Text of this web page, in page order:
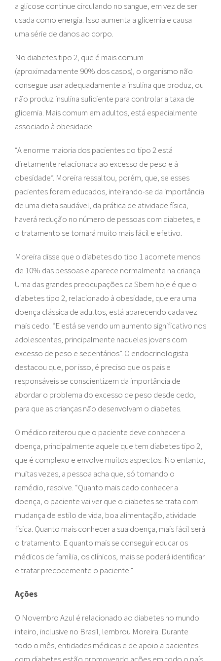
a glicose continue circulando no sangue, em vez de ser
usada como energia. Isso aumenta a glicemia e causa
uma série de danos ao corpo.
No diabetes tipo 2, que é mais comum
(aproximadamente 90% dos casos), o organismo não
consegue usar adequadamente a insulina que produz, ou
não produz insulina suficiente para controlar a taxa de
glicemia. Mais comum em adultos, está especialmente
associado à obesidade.
“A enorme maioria dos pacientes do tipo 2 está
diretamente relacionada ao excesso de peso e à
obesidade”. Moreira ressaltou, porém, que, se esses
pacientes forem educados, inteirando-se da importância
de uma dieta saudável, da prática de atividade física,
haverá redução no número de pessoas com diabetes, e
o tratamento se tornará muito mais fácil e efetivo.
Moreira disse que o diabetes do tipo 1 acomete menos
de 10% das pessoas e aparece normalmente na criança.
Uma das grandes preocupações da Sbem hoje é que o
diabetes tipo 2, relacionado à obesidade, que era uma
doença clássica de adultos, está aparecendo cada vez
mais cedo. “E está se vendo um aumento significativo nos
adolescentes, principalmente naqueles jovens com
excesso de peso e sedentários”. O endocrinologista
destacou que, por isso, é preciso que os pais e
responsáveis se conscientizem da importância de
abordar o problema do excesso de peso desde cedo,
para que as crianças não desenvolvam o diabetes.
O médico reiterou que o paciente deve conhecer a
doença, principalmente aquele que tem diabetes tipo 2,
que é complexo e envolve muitos aspectos. No entanto,
muitas vezes, a pessoa acha que, só tomando o
remédio, resolve. “Quanto mais cedo conhecer a
doença, o paciente vai ver que o diabetes se trata com
mudança de estilo de vida, boa alimentação, atividade
física. Quanto mais conhecer a sua doença, mais fácil será
o tratamento. E quanto mais se conseguir educar os
médicos de família, os clínicos, mais se poderá identificar
e tratar precocemente o paciente.”
Ações
O Novembro Azul é relacionado ao diabetes no mundo
inteiro, inclusive no Brasil, lembrou Moreira. Durante
todo o mês, entidades médicas e de apoio a pacientes